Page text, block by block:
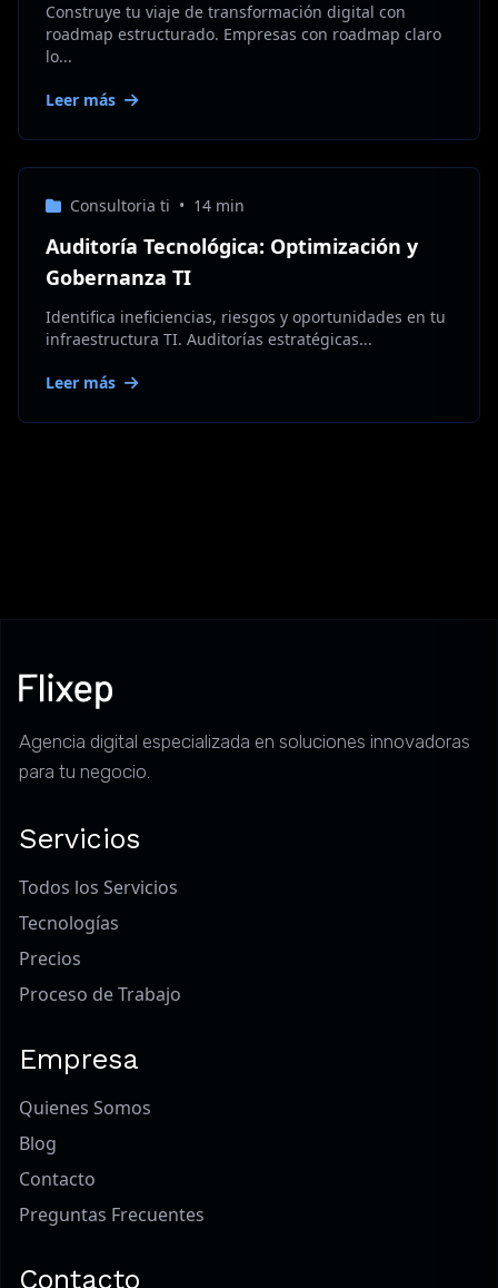
Construye tu viaje de transformación digital con
roadmap estructurado. Empresas con roadmap claro
lo...
Leer más
Consultoria ti • 14 min
Auditoría Tecnológica: Optimización y
Gobernanza TI
Identifica ineficiencias, riesgos y oportunidades en tu
infraestructura TI. Auditorías estratégicas...
Leer más
Agencia digital especializada en soluciones innovadoras
para tu negocio.
Servicios
Todos los Servicios
Tecnologías
Precios
Proceso de Trabajo
Empresa
Quienes Somos
Blog
Contacto
Preguntas Frecuentes
Contacto